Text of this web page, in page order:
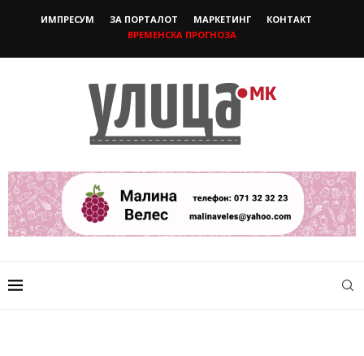
ИМПРЕСУМ ЗА ПОРТАЛОТ МАРКЕТИНГ
КОНТАКТ
ВРЕМЕНСКА ПРОГНОЗА